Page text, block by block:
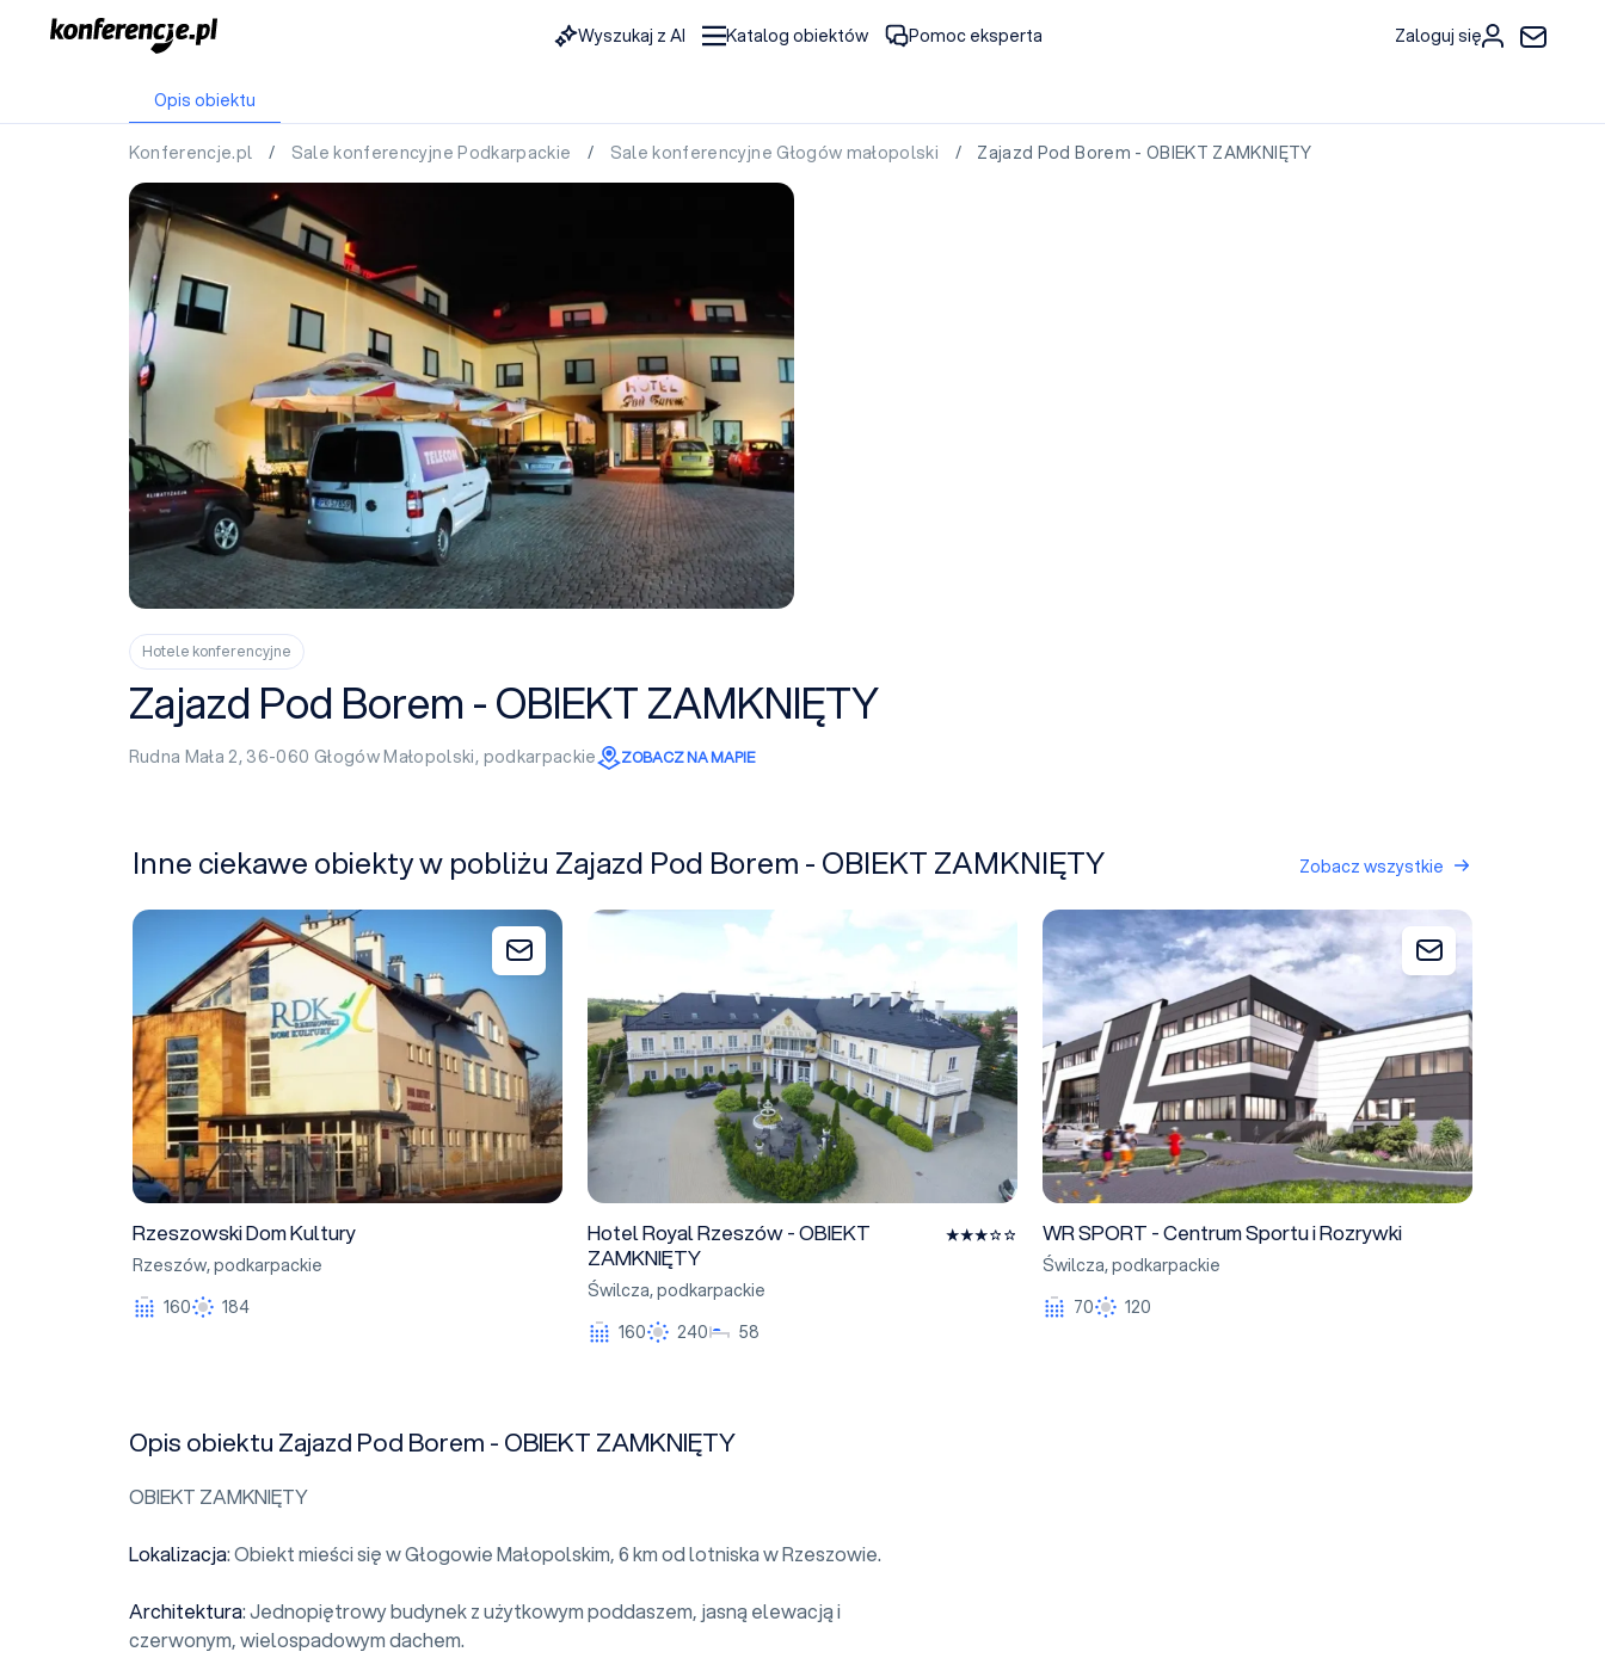
Wyszukaj z AI Katalog obiektów Pomoc eksperta Zaloguj się
Opis obiektu
Konferencje.pl / Sale konferencyjne Podkarpackie / Sale konferencyjne Głogów małopolski / Zajazd Pod Borem - OBIEKT ZAMKNIĘTY
Hotele konferencyjne
Zajazd Pod Borem - OBIEKT ZAMKNIĘTY
Rudna Mała 2, 36-060 Głogów Małopolski, podkarpackie ZOBACZ NA MAPIE
Inne ciekawe obiekty w pobliżu Zajazd Pod Borem - OBIEKT ZAMKNIĘTY Zobacz wszystkie
Rzeszowski Dom Kultury
Rzeszowski Dom Kultury
Rzeszów,podkarpackie
160
184
Hotel Royal Rzeszów - OBIEKT ZAMKNIĘTY
Hotel Royal Rzeszów - OBIEKT
ZAMKNIĘTY
Świlcza,podkarpackie
160
240 58
WR SPORT - Centrum Sportu i Rozrywki
WR SPORT - Centrum Sportu i Rozrywki
Świlcza,podkarpackie
70
120
Opis obiektu Zajazd Pod Borem - OBIEKT ZAMKNIĘTY
OBIEKT ZAMKNIĘTY
Lokalizacja: Obiekt mieści się w Głogowie Małopolskim, 6 km od lotniska w Rzeszowie.
Architektura: Jednopiętrowy budynek z użytkowym poddaszem, jasną elewacją i
czerwonym, wielospadowym dachem.